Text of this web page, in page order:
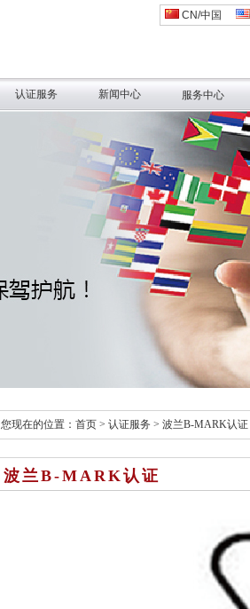
CN/中国
认证服务 新闻中心 服务中心
您现在的位置： 首页 > 认证服务 > 波兰B-MARK认证
波兰B-MARK认证